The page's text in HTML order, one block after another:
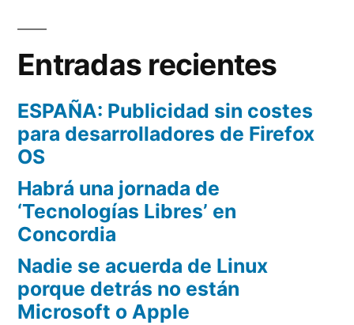
Entradas recientes
ESPAÑA: Publicidad sin costes
para desarrolladores de Firefox
OS
Habrá una jornada de
‘Tecnologías Libres’ en
Concordia
Nadie se acuerda de Linux
porque detrás no están
Microsoft o Apple